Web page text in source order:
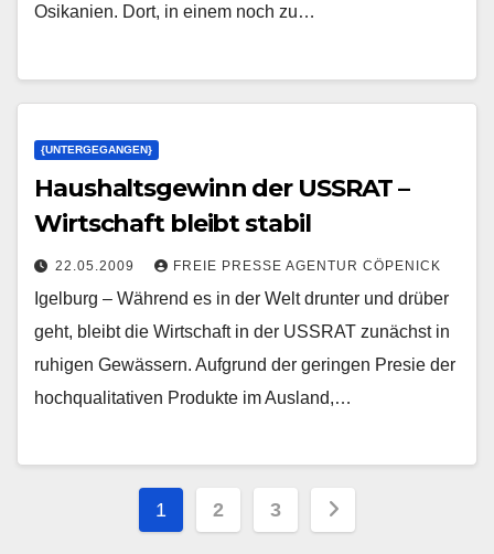
Osikanien. Dort, in einem noch zu…
{UNTERGEGANGEN}
Haushaltsgewinn der USSRAT –
Wirtschaft bleibt stabil
22.05.2009 FREIE PRESSE AGENTUR CÖPENICK
Igelburg – Während es in der Welt drunter und drüber
geht, bleibt die Wirtschaft in der USSRAT zunächst in
ruhigen Gewässern. Aufgrund der geringen Presie der
hochqualitativen Produkte im Ausland,…
Seitennummerierung
1 2 3